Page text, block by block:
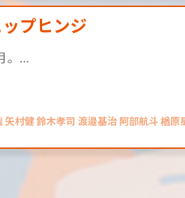
プヒンジ
。…
村健 鈴木孝司 渡邉基治 阿部航斗 楢